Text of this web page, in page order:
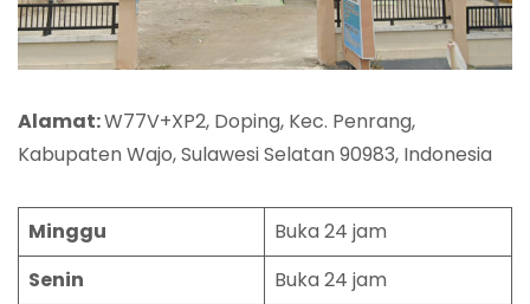
Alamat:W77V+XP2, Doping, Kec. Penrang,
Kabupaten Wajo, Sulawesi Selatan 90983, Indonesia
Minggu
Buka 24 jam
Senin
Buka 24 jam